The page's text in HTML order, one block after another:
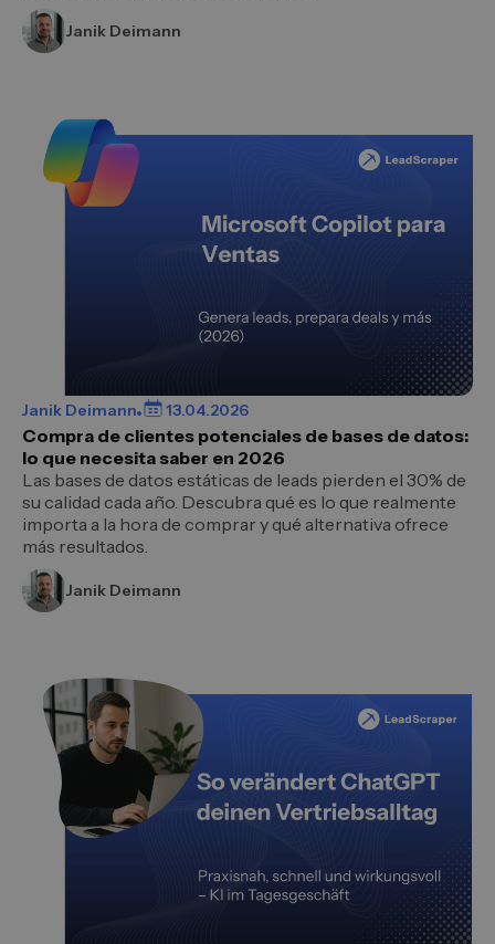
Janik Deimann
Janik Deimann 13.04.2026
Compra de clientes potenciales de bases de datos:
lo que necesita saber en 2026
Las bases de datos estáticas de leads pierden el 30% de
su calidad cada año. Descubra qué es lo que realmente
importa a la hora de comprar y qué alternativa ofrece
más resultados.
Janik Deimann